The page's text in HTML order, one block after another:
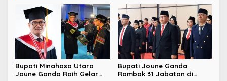
Bupati Minahasa Utara
Joune Ganda Raih Gelar
Bupati Joune Ganda
Rombak 31 Jabatan di